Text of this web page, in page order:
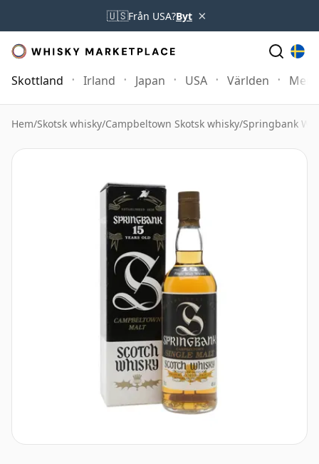
🇺🇸Från USA?Byt ×
Skottland Irland Japan USA Världen Mer
Hem/Skotsk whisky/Campbeltown Skotsk whisky/Springbank